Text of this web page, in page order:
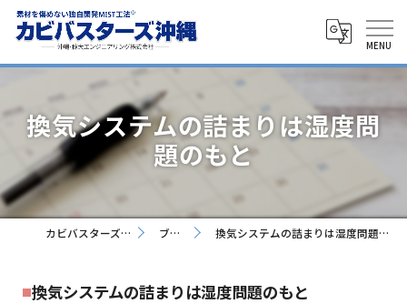
換気システムの詰まりは湿度問
題のもと
カビバスターズ沖縄 ブログ 換気システムの詰まりは湿度問題のもと
換気システムの詰まりは湿度問題のもと